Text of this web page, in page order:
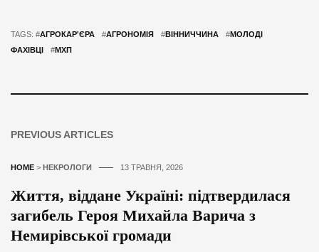
TAGS: #АГРОКАР'ЄРА #АГРОНОМІЯ #ВІННИЧЧИНА #МОЛОДІ
ФАХІВЦІ
#МХП
PREVIOUS ARTICLES
HOME > НЕКРОЛОГИ 13 ТРАВНЯ, 2026
Життя, віддане Україні: підтвердилася
загибель Героя Михайла Варича з
Немирівської громади